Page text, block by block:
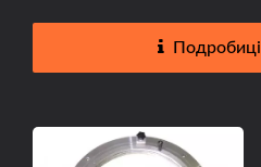
Подробиці